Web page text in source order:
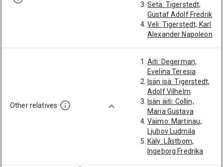
Setä: Tigerstedt,
Gustaf Adolf Fredrik
Veli: Tigerstedt, Karl
Alexander Napoleon
Other relatives
Äiti: Degerman,
Evelina Teresia
Isän isä: Tigerstedt,
Adolf Vilhelm
Isän äiti: Collin,
Maria Gustava
Vaimo: Martinau,
Ljubov Ludmila
Käly: Låstbom,
Ingeborg Fredrika